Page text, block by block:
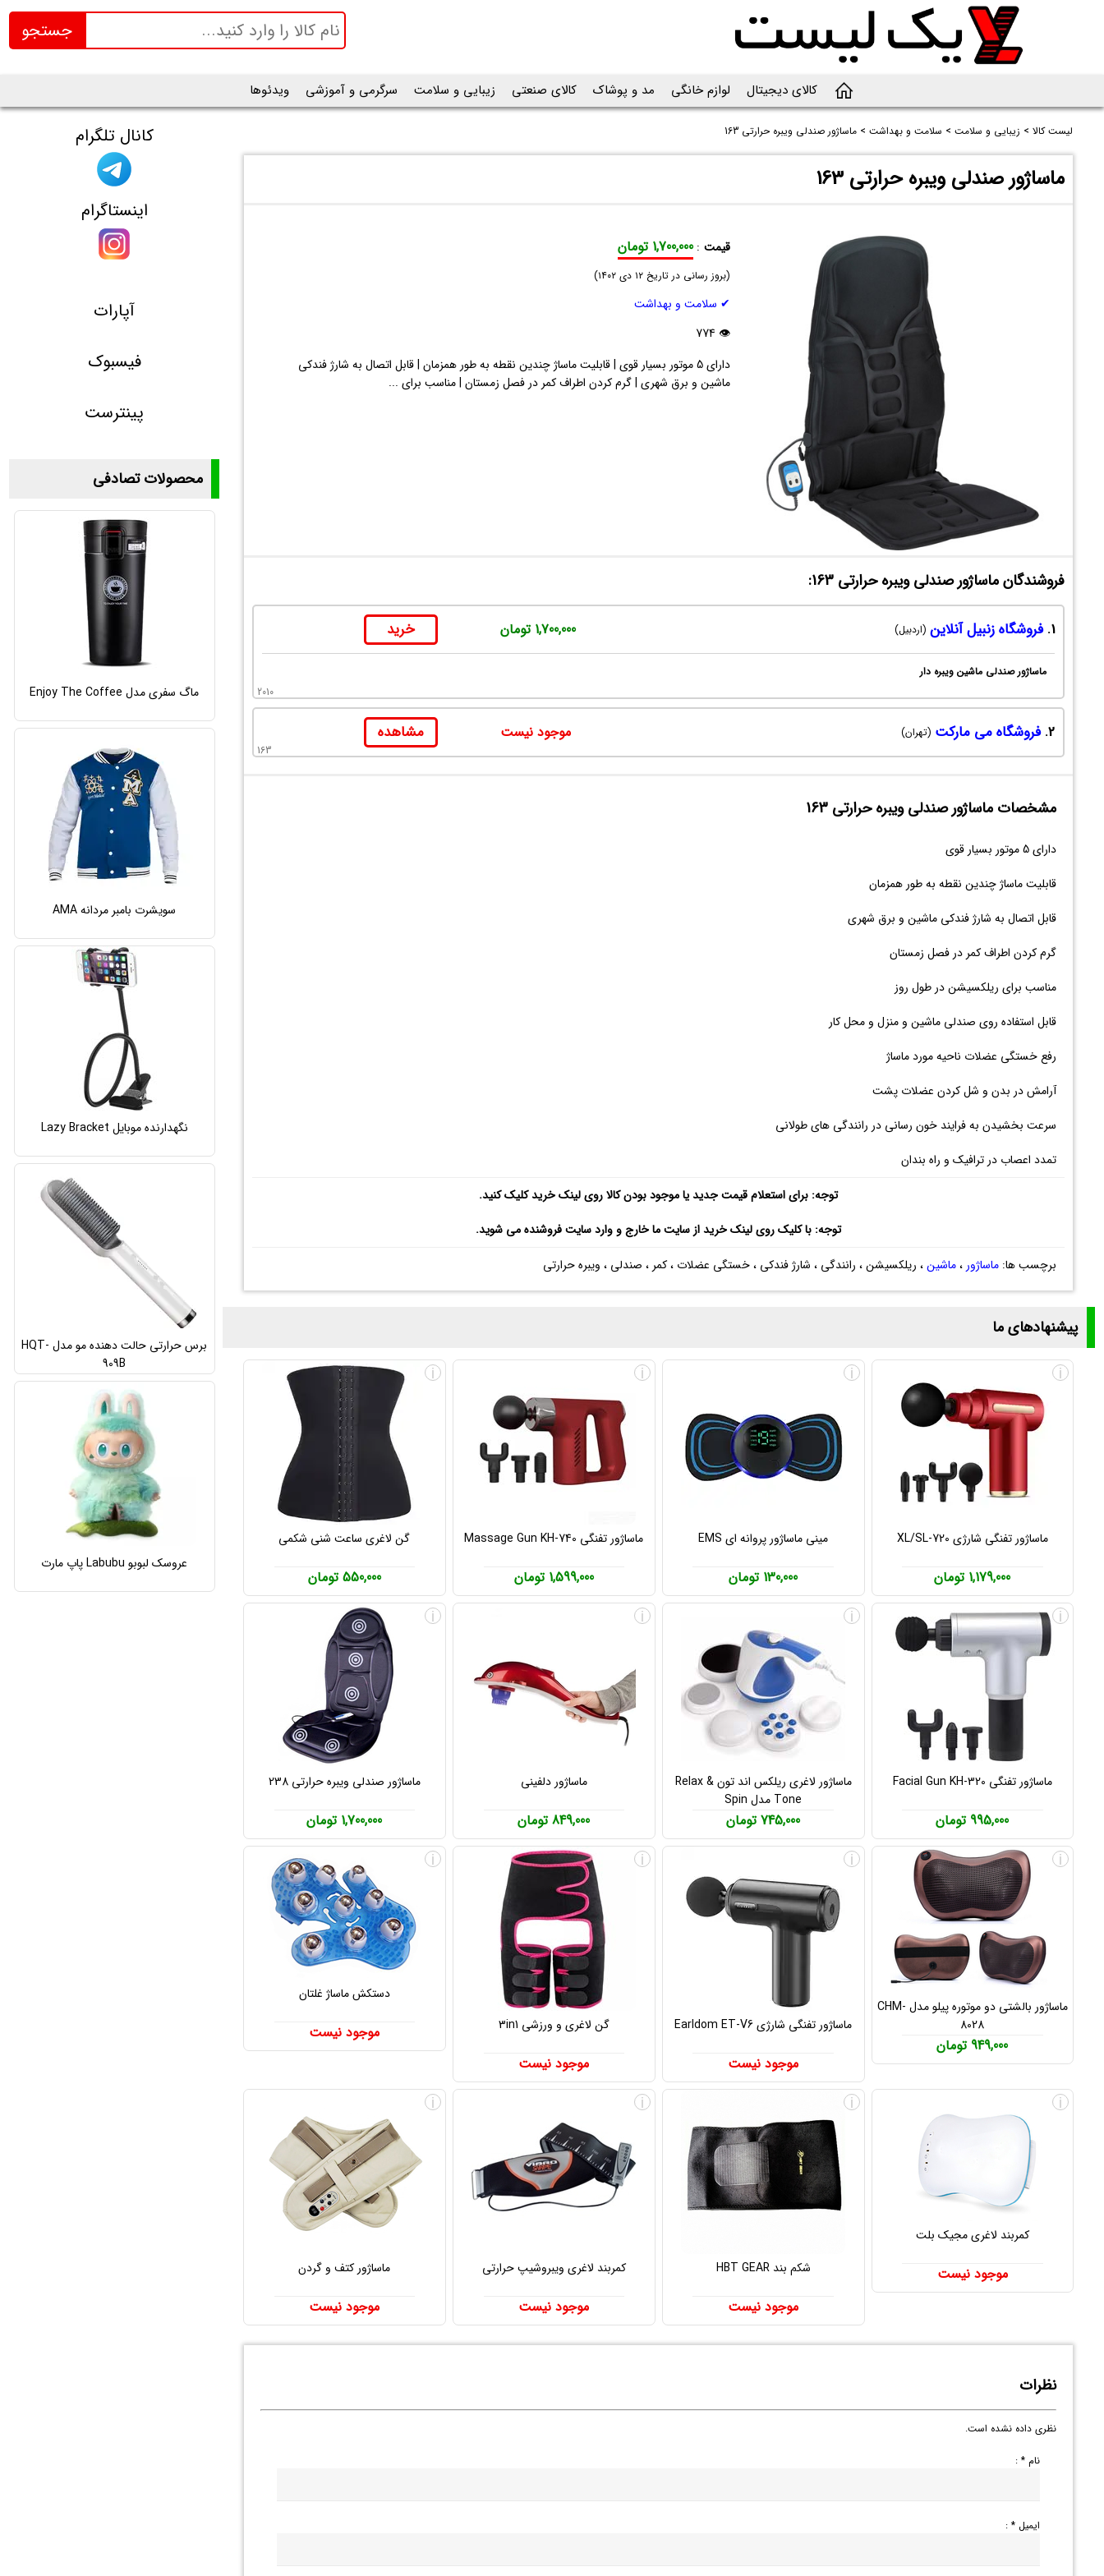
جستجو
کالای دیجیتال لوازم خانگی مد و پوشاک کالای صنعتی زیبایی و سلامت سرگرمی و آموزشی ویدئوها
لیست کالا > زیبایی و سلامت > سلامت و بهداشت > ماساژور صندلی ویبره حرارتی 163
ماساژور صندلی ویبره حرارتی 163
قیمت
ماساژور
صندلی
حرارتی
163
: 1,700,000 تومان
(بروز رسانی در تاریخ۱۲ دی ۱۴۰۲ )
✔ سلامت و بهداشت
👁 774
دارای 5 موتور بسیار قوی | قابلیت ماساژ چندین نقطه به طور همزمان | قابل اتصال به شارژ فندکی
ماشین و برق شهری | گرم کردن اطراف کمر در فصل زمستان | مناسب برای ...
فروشندگان ماساژور صندلی ویبره حرارتی 163:
1. فروشگاه زنبیل آنلاین (اردبیل) 1,700,000 تومان خرید
ماساژور صندلی ماشين ویبره دار
2010
2. فروشگاه می مارکت (تهران) موجود نیست مشاهده
163
مشخصات ماساژور صندلی ویبره حرارتی 163
دارای 5 موتور بسیار قوی
قابلیت ماساژ چندین نقطه به طور همزمان
قابل اتصال به شارژ فندکی ماشین و برق شهری
گرم کردن اطراف کمر در فصل زمستان
مناسب برای ریلکسیشن در طول روز
قابل استفاده روی صندلی ماشین و منزل و محل کار
رفع خستگی عضلات ناحیه مورد ماساژ
آرامش در بدن و شل کردن عضلات پشت
سرعت بخشیدن به فرایند خون رسانی در رانندگی های طولانی
تمدد اعصاب در ترافیک و راه بندان
توجه: برای استعلام قیمت جدید یا موجود بودن کالا روی لینک خرید کلیک کنید.
توجه: با کلیک روی لینک خرید از سایت ما خارج و وارد سایت فروشنده می شوید.
برچسب ها:ماساژور ،ماشین، ریلکسیشن ، رانندگی ، شارژ فندکی ، خستگی عضلات ، کمر ، صندلی ، ویبره حرارتی
پیشنهادهای ما
ماساژور تفنگی شارژی XL/SL-720
1,179,000 تومان
i
مینی ماساژور پروانه ای EMS
130,000 تومان
i
ماساژور تفنگی Massage Gun KH-740
1,599,000 تومان
i
گن لاغری ساعت شنی شکمی
550,000 تومان
i
ماساژور تفنگی Facial Gun KH-320
995,000 تومان
i
ماساژور لاغری ریلکس اند تون Relax &
Tone مدل Spin
745,000 تومان
i
ماساژور دلفینی
849,000 تومان
i
ماساژور صندلی ویبره حرارتی 238
1,700,000 تومان
i
ماساژور بالشتی دو موتوره پیلو مدل CHM-
8028
949,000 تومان
i
ماساژور تفنگی شارژی Earldom ET-V6
موجود نیست
i
گن لاغری و ورزشی 3in1
موجود نیست
i
دستکش ماساژ غلتان
موجود نیست
i
کمربند لاغری مجیک بلت
موجود نیست
i
شکم بند HBT GEAR
موجود نیست
i
کمربند لاغری ویبروشیپ حرارتی
موجود نیست
i
ماساژور کتف و گردن
موجود نیست
i
نظرات
نظری داده نشده است.
نام * :
ایمیل * :
کانال تلگرام
اینستاگرام
آپارات
فیسبوک
پینترست
محصولات تصادفی
ماگ سفری مدل Enjoy The Coffee
سویشرت بامبر مردانه AMA
نگهدارنده موبایل Lazy Bracket
برس حرارتی حالت دهنده مو مدل HQT-
909B
عروسک لبوبو Labubu پاپ مارت